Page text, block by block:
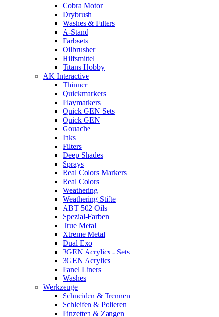
Cobra Motor
Drybrush
Washes & Filters
A-Stand
Farbsets
Oilbrusher
Hilfsmittel
Titans Hobby
AK Interactive
Thinner
Quickmarkers
Playmarkers
Quick GEN Sets
Quick GEN
Gouache
Inks
Filters
Deep Shades
Sprays
Real Colors Markers
Real Colors
Weathering
Weathering Stifte
ABT 502 Oils
Spezial-Farben
True Metal
Xtreme Metal
Dual Exo
3GEN Acrylics - Sets
3GEN Acrylics
Panel Liners
Washes
Werkzeuge
Schneiden & Trennen
Schleifen & Polieren
Pinzetten & Zangen